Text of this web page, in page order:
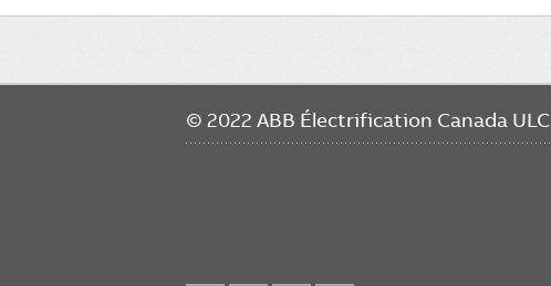
navigation
© 2022 ABB Électrification Canada ULC